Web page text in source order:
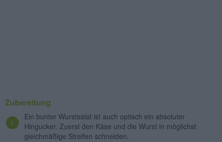
Zubereitung
Ein bunter Wurstsalat ist auch optisch ein absoluter
Hingucker. Zuerst den Käse und die Wurst in möglichst
gleichmäßige Streifen schneiden.